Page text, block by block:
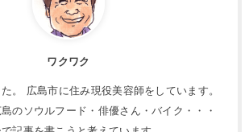
ワクワク
。 広島市に住み現役美容師をしています。
のソウルフード・俳優さん・バイク・・・